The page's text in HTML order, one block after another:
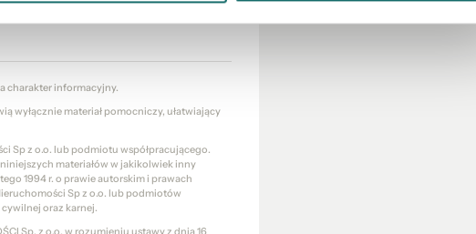
charakter informacyjny.
wyłącznie materiał pomocniczy, ułatwiający
Sp z o.o. lub podmiotu współpracującego.
materiałów w jakikolwiek inny
1994 r. o prawie autorskim i prawach
Sp z o.o. lub podmiotów
oraz karnej.
Sp. z o.o. w rozumieniu ustawy z dnia 16